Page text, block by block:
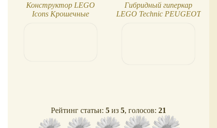
Конструктор LEGO
Icons Крошечные
Гибридный гиперкар
LEGO Technic PEUGEOT
Рейтинг статьи: 5 из 5, голосов: 21